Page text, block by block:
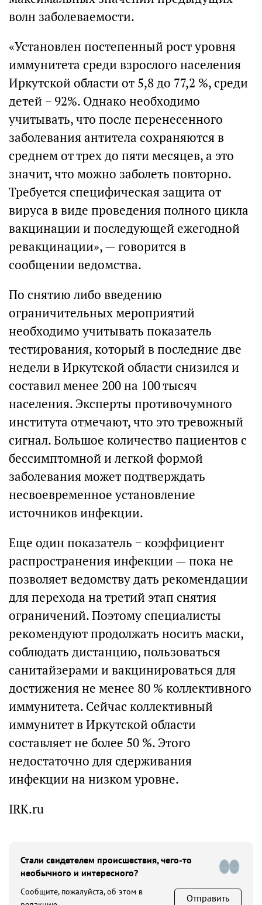
волн заболеваемости.
«Установлен постепенный рост уровня
иммунитета среди взрослого населения
Иркутской области от 5,8 до 77,2 %, среди
детей − 92%. Однако необходимо
учитывать, что после перенесенного
заболевания антитела сохраняются в
среднем от трех до пяти месяцев, а это
значит, что можно заболеть повторно.
Требуется специфическая защита от
вируса в виде проведения полного цикла
вакцинации и последующей ежегодной
ревакцинации», — говорится в
сообщении ведомства.
По снятию либо введению
ограничительных мероприятий
необходимо учитывать показатель
тестирования, который в последние две
недели в Иркутской области снизился и
составил менее 200 на 100 тысяч
населения. Эксперты противочумного
института отмечают, что это тревожный
сигнал. Большое количество пациентов с
бессимптомной и легкой формой
заболевания может подтверждать
несвоевременное установление
источников инфекции.
Еще один показатель − коэффициент
распространения инфекции — пока не
позволяет ведомству дать рекомендации
для перехода на третий этап снятия
ограничений. Поэтому специалисты
рекомендуют продолжать носить маски,
соблюдать дистанцию, пользоваться
санитайзерами и вакцинироваться для
достижения не менее 80 % коллективного
иммунитета. Сейчас коллективный
иммунитет в Иркутской области
составляет не более 50 %. Этого
недостаточно для сдерживания
инфекции на низком уровне.
IRK.ru
Стали свидетелем происшествия, чего-то
необычного и интересного?
Сообщите, пожалуйста, об этом в
Отправить